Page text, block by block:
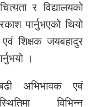
र विद्यालयको
पार्नुभएको थियो
शिक्षक जयबहादुर
।
अभिभावक एवं
विभिन्न